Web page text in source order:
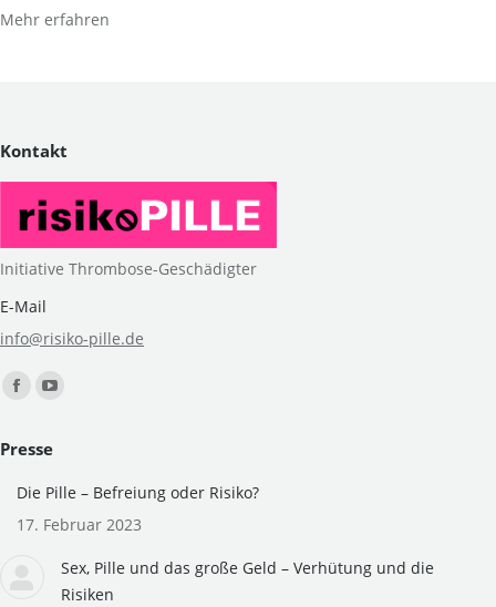
Mehr erfahren
Kontakt
Initiative Thrombose-Geschädigter
E-Mail
info@risiko-pille.de
Finden Sie uns auf:
Facebook
opens
in
YouTube
opens
in
Presse
Die Pille – Befreiung oder Risiko?
17. Februar 2023
Sex, Pille und das große Geld – Verhütung und die
Risiken